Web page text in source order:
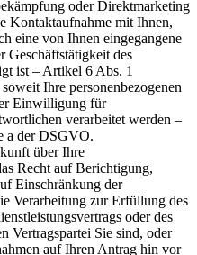
oder Direktmarketing
Kontaktaufnahme mit Ihnen,
eine von Ihnen eingegangene
Geschäftstätigkeit des
ist – Artikel 6 Abs. 1
Ihre personenbezogenen
Einwilligung für
verarbeitet werden –
a der DSGVO.
über Ihre
Recht auf Berichtigung,
Einschränkung der
Verarbeitung zur Erfüllung des
oder des
Vertragspartei Sie sind, oder
auf Ihren Antrag hin vor